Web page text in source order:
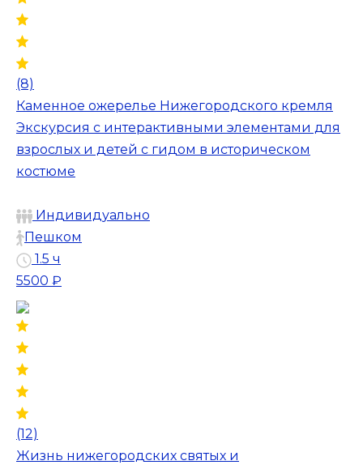
(8)
Каменное ожерелье Нижегородского кремля
Экскурсия с интерактивными элементами для
взрослых и детей с гидом в историческом
костюме
Индивидуально
Пешком
1.5 ч
5500 ₽
(12)
Жизнь нижегородских святых и